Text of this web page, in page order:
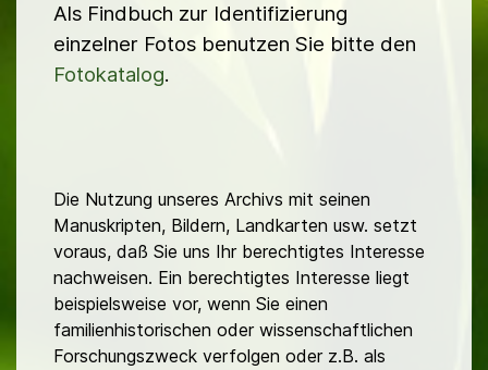
Als Findbuch zur Identifizierung
einzelner Fotos benutzen Sie bitte den
Fotokatalog.
Die Nutzung unseres Archivs mit seinen
Manuskripten, Bildern, Landkarten usw. setzt
voraus, daß Sie uns Ihr berechtigtes Interesse
nachweisen. Ein berechtigtes Interesse liegt
beispielsweise vor, wenn Sie einen
familienhistorischen oder wissenschaftlichen
Forschungszweck verfolgen oder z.B. als